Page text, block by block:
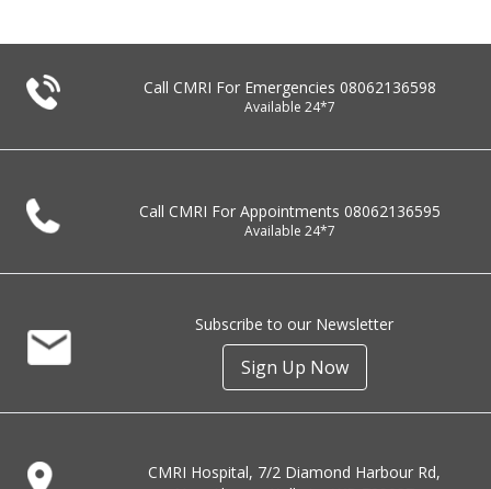
Call CMRI For Emergencies 08062136598
Available 24*7
Call CMRI For Appointments 08062136595
Available 24*7
Subscribe to our Newsletter
Sign Up Now
CMRI Hospital, 7/2 Diamond Harbour Rd,